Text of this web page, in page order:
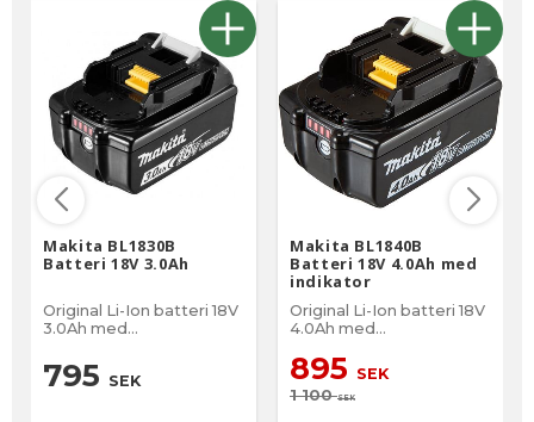
Makita BL1830B
Batteri 18V 3.0Ah
Original Li-Ion batteri 18V
3.0Ah med
795 SEK
Makita BL1840B
Batteri 18V 4.0Ah med
indikator
Original Li-Ion batteri 18V
4.0Ah med
895 SEK
1 100SEK